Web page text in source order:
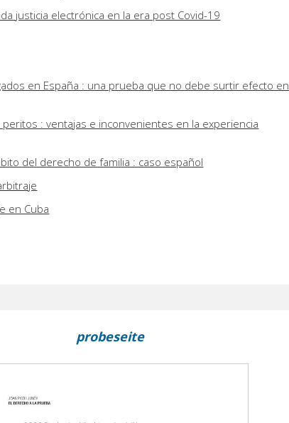
justicia electrónica en la era post Covid-19
en España : una prueba que no debe surtir efecto en
: ventajas e inconvenientes en la experiencia
del derecho de familia : caso español
en Cuba
probeseite